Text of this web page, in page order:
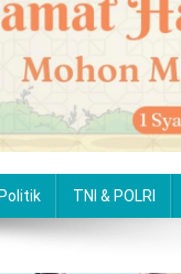
Politik TNI & POLRI